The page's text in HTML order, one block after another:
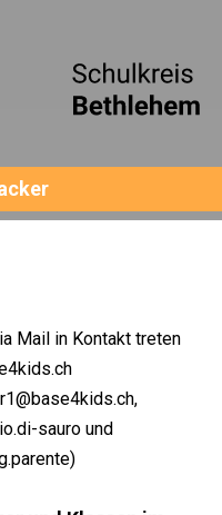
Mail in Kontakt treten
sauro und